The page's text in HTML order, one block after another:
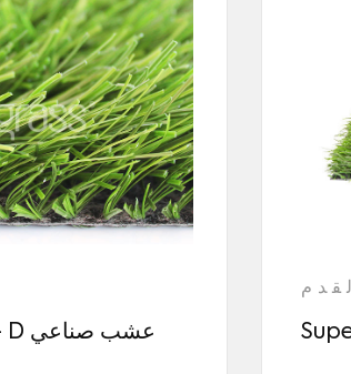
Diamond Super - D عشب صناعي